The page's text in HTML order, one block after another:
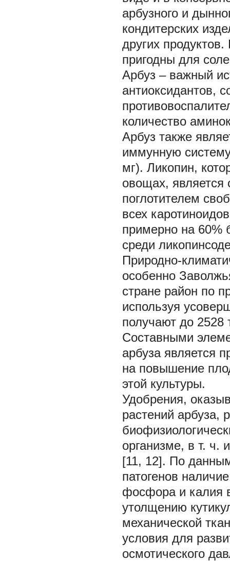
арбузного и
кондитерских
других
пригодны для
Арбуз – важный
антиоксидантов,
количество
Арбуз также
иммунную
мг). Ликопин,
овощах,
поглотителем
всех
примерно на 60%
среди
Природно-
особенно
стране район по
используя
получают до 2528
Составными
арбуза является
на повышение
этой культуры.
Удобрения,
растений арбуза,
организме, в т. ч.
[11, 12]. По
патогенов
фосфора и калия
утолщению
механической
условия для
осмотического